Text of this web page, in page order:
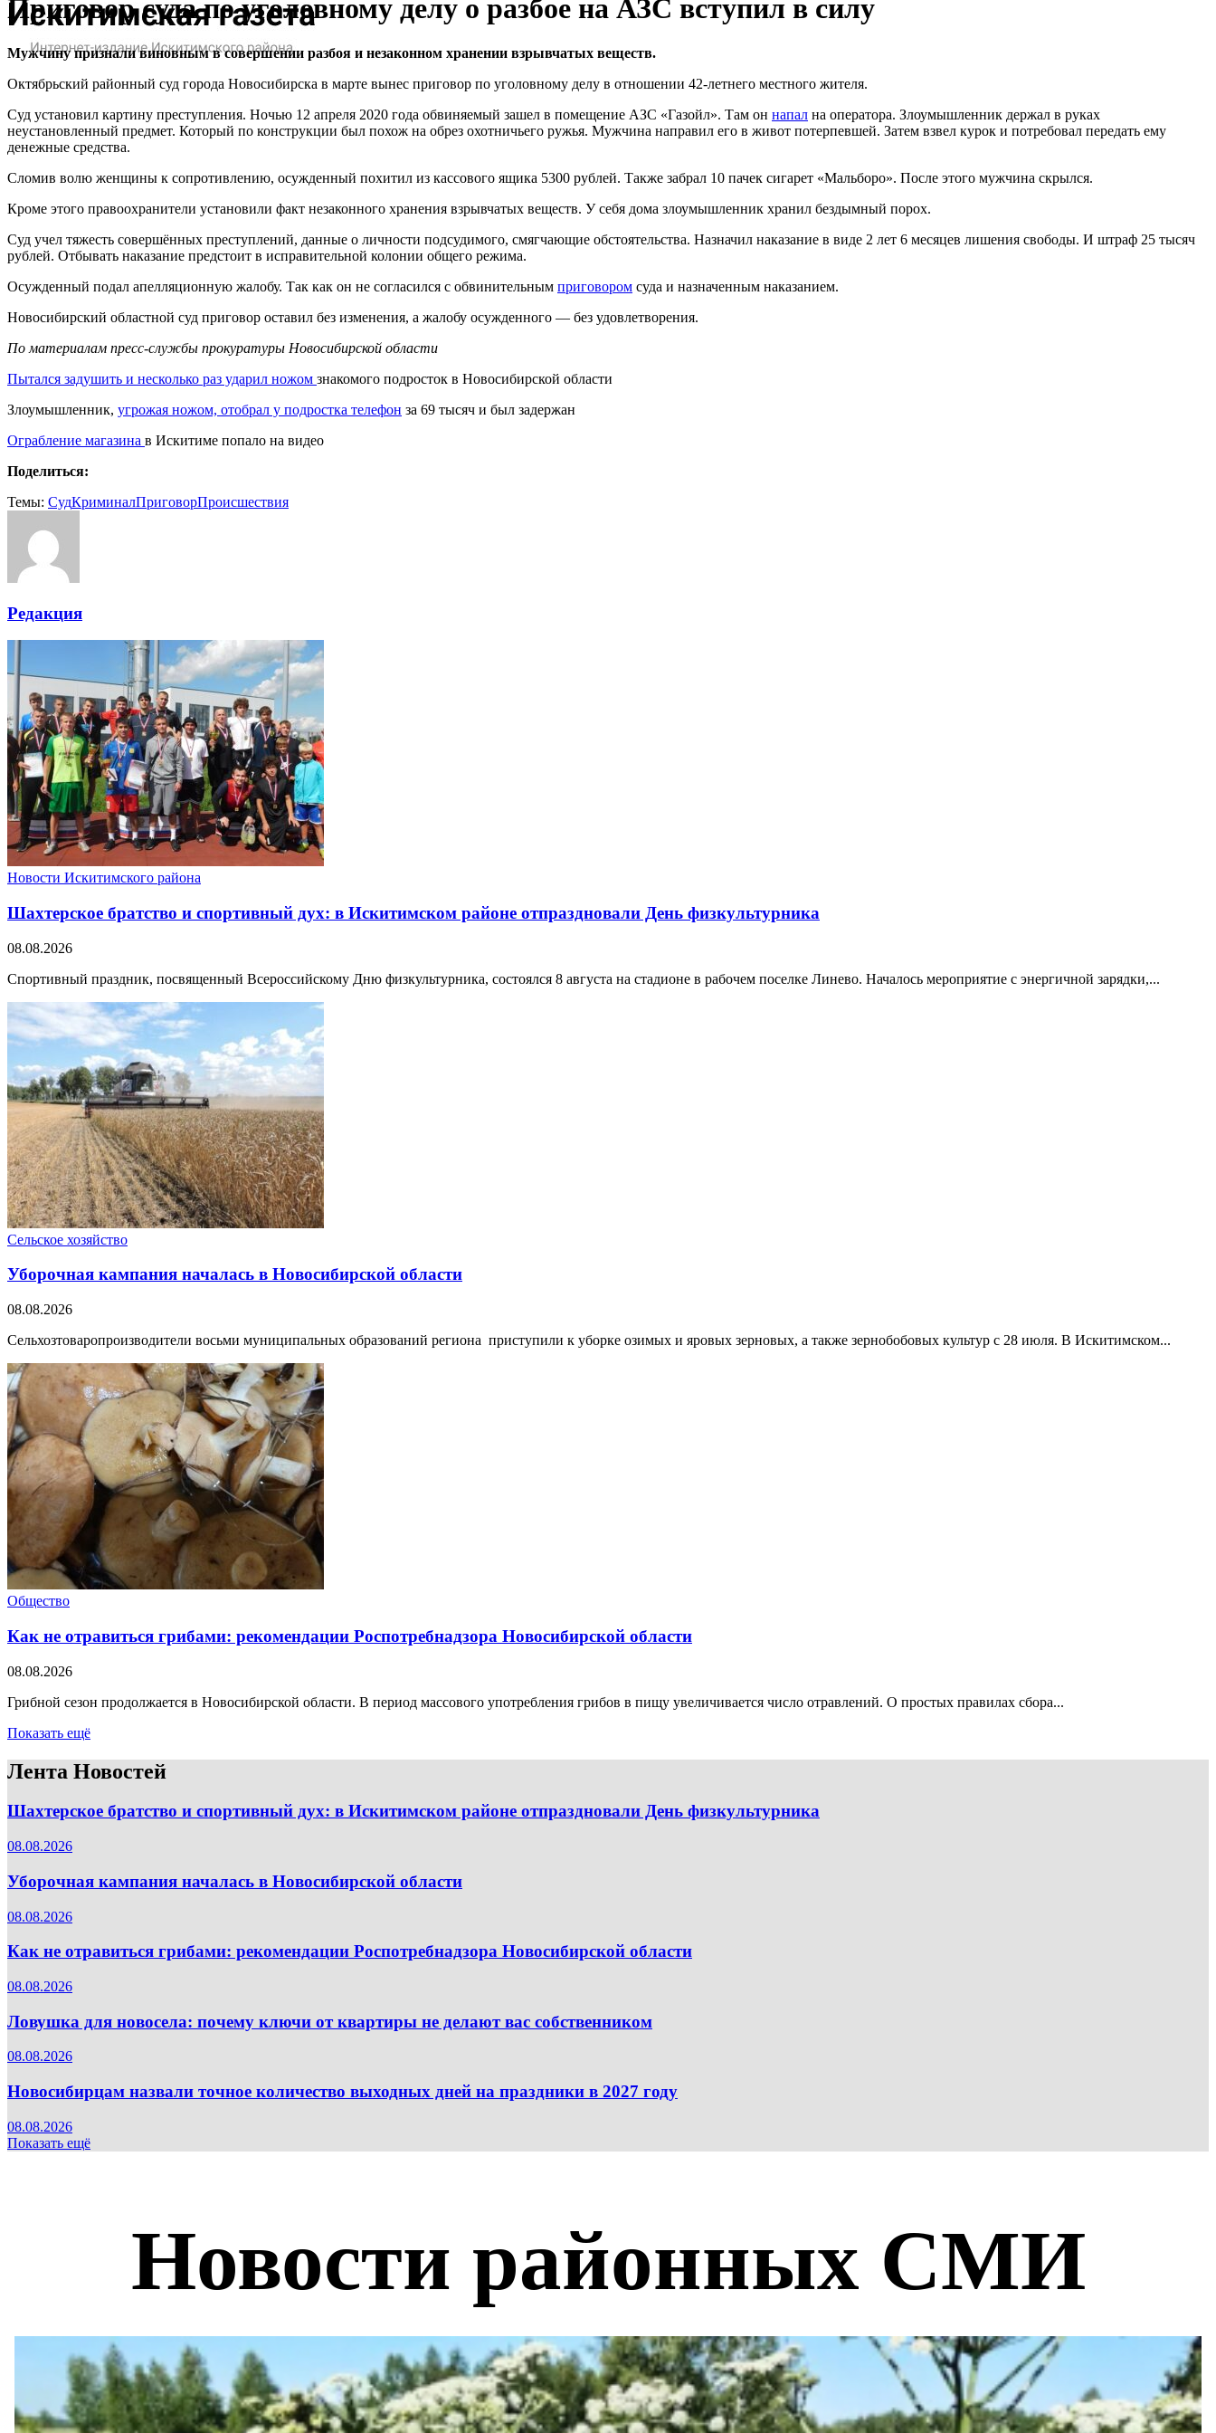
Приговор суда по уголовному делу о разбое на АЗС вступил в силу
Мужчину признали виновным в совершении разбоя и незаконном хранении взрывчатых веществ.
Октябрьский районный суд города Новосибирска в марте вынес приговор по уголовному делу в отношении 42-летнего местного жителя.
Суд установил картину преступления. Ночью 12 апреля 2020 года обвиняемый зашел в помещение АЗС «Газойл». Там он напал на оператора. Злоумышленник держал в руках
неустановленный предмет. Который по конструкции был похож на обрез охотничьего ружья. Мужчина направил его в живот потерпевшей. Затем взвел курок и потребовал передать ему
денежные средства.
Сломив волю женщины к сопротивлению, осужденный похитил из кассового ящика 5300 рублей. Также забрал 10 пачек сигарет «Мальборо». После этого мужчина скрылся.
Кроме этого правоохранители установили факт незаконного хранения взрывчатых веществ. У себя дома злоумышленник хранил бездымный порох.
Суд учел тяжесть совершённых преступлений, данные о личности подсудимого, смягчающие обстоятельства. Назначил наказание в виде 2 лет 6 месяцев лишения свободы. И штраф 25 тысяч
рублей. Отбывать наказание предстоит в исправительной колонии общего режима.
Осужденный подал апелляционную жалобу. Так как он не согласился с обвинительным приговором суда и назначенным наказанием.
Новосибирский областной суд приговор оставил без изменения, а жалобу осужденного — без удовлетворения.
По материалам пресс-службы прокуратуры Новосибирской области
Пытался задушить и несколько раз ударил ножом знакомого подросток в Новосибирской области
Злоумышленник, угрожая ножом, отобрал у подростка телефон за 69 тысяч и был задержан
Ограбление магазина в Искитиме попало на видео
Поделиться:
Темы: CудКриминалПриговорПроисшествия
Редакция
Новости Искитимского района
Шахтерское братство и спортивный дух: в Искитимском районе отпраздновали День физкультурника
08.08.2026
Спортивный праздник, посвященный Всероссийскому Дню физкультурника, состоялся 8 августа на стадионе в рабочем поселке Линево. Началось мероприятие с энергичной зарядки,...
Сельское хозяйство
Уборочная кампания началась в Новосибирской области
08.08.2026
Сельхозтоваропроизводители восьми муниципальных образований региона приступили к уборке озимых и яровых зерновых, а также зернобобовых культур с 28 июля. В Искитимском...
Общество
Как не отравиться грибами: рекомендации Роспотребнадзора Новосибирской области
08.08.2026
Грибной сезон продолжается в Новосибирской области. В период массового употребления грибов в пищу увеличивается число отравлений. О простых правилах сбора...
Показать ещё
Лента Новостей
Шахтерское братство и спортивный дух: в Искитимском районе отпраздновали День физкультурника
08.08.2026
Уборочная кампания началась в Новосибирской области
08.08.2026
Как не отравиться грибами: рекомендации Роспотребнадзора Новосибирской области
08.08.2026
Ловушка для новосела: почему ключи от квартиры не делают вас собственником
08.08.2026
Новосибирцам назвали точное количество выходных дней на праздники в 2027 году
08.08.2026
Показать ещё